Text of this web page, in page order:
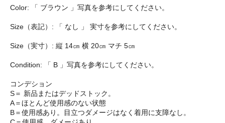
Color: 「 ブラウン 」写真を参考にしてください。
Size（表記）: 「 なし 」 実寸を参考にしてください。
Size（実寸）: 縦 14㎝ 横 20㎝ マチ 5㎝
Condition: 「 B 」写真を参考にしてください。
コンデション
S＝ 新品またはデッドストック。
A＝ほとんど使用感のない状態
B＝使用感あり。目立つダメージはなく着用に支障なし。